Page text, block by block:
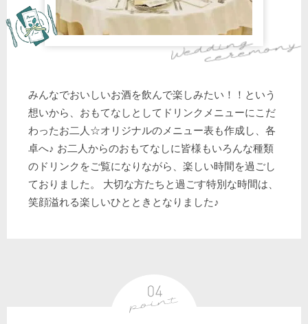
みんなでおいしいお酒を飲んで楽しみたい！！という
想いから、おもてなしとしてドリンクメニューにこだ
わったお二人☆オリジナルのメニュー表も作成し、各
卓へ♪ お二人からのおもてなしに皆様もいろんな種類
のドリンクをご覧になりながら、楽しい時間を過ごし
ておりました。 大切な方たちと過ごす特別な時間は、
笑顔溢れる楽しいひとときとなりました♪